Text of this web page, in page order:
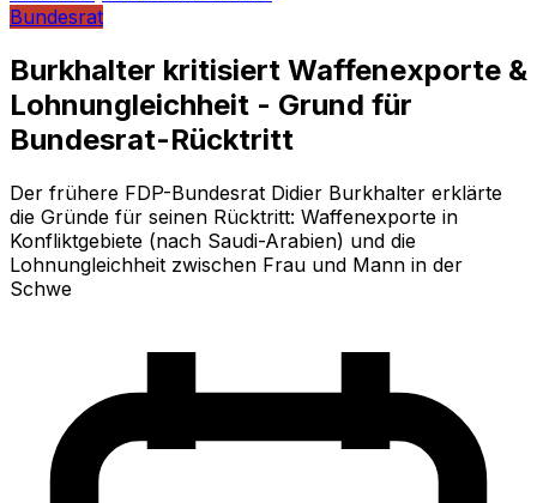
Bundesrat
Burkhalter kritisiert Waffenexporte &
Lohnungleichheit - Grund für
Bundesrat-Rücktritt
Der frühere FDP-Bundesrat Didier Burkhalter erklärte
die Gründe für seinen Rücktritt: Waffenexporte in
Konfliktgebiete (nach Saudi-Arabien) und die
Lohnungleichheit zwischen Frau und Mann in der
Schwe